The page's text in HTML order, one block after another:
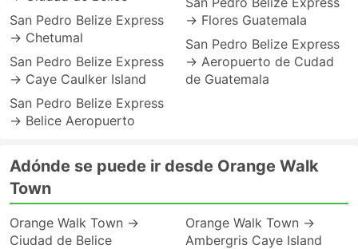
San Pedro Belize Express
→ Chetumal
San Pedro Belize Express
→ Caye Caulker Island
San Pedro Belize Express
→ Belice Aeropuerto
→ Flores Guatemala
San Pedro Belize Express
→ Aeropuerto de Cudad
de Guatemala
Adónde se puede ir desde Orange Walk
Town
Orange Walk Town →
Ciudad de Belice
Orange Walk Town →
Ambergris Caye Island